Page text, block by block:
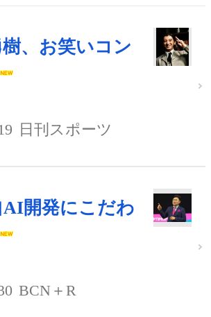
、お笑いコン
日刊スポーツ
開発にこだわ
BCN＋R